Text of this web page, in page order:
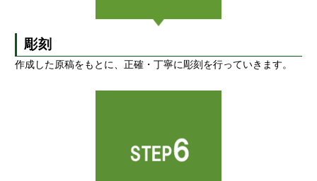
彫刻
作成した原稿をもとに、正確・丁寧に彫刻を行っていきます。